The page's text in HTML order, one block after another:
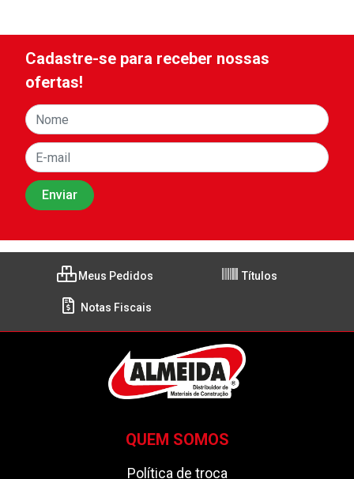
Cadastre-se para receber nossas
ofertas!
Meus Pedidos Títulos
Notas Fiscais
QUEM SOMOS
Política de troca